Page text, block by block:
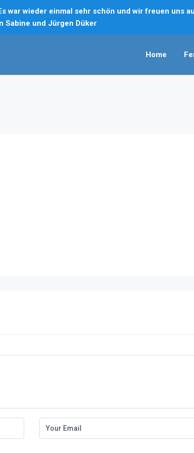
wieder einmal sehr schön und wir freuen uns
Sabine und Jürgen Düker
Home